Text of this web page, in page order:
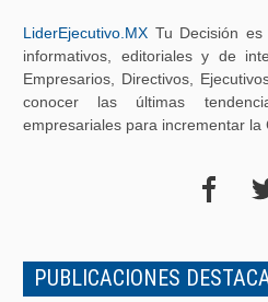
LiderEjecutivo.MX Tu Decisión es
informativos, editoriales y de
Empresarios, Directivos,
conocer las últimas
empresariales para incrementar la
PUBLICACIONES